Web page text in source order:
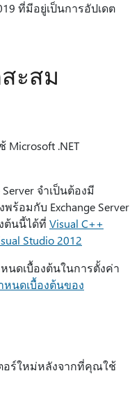
ที่มีอยู่เป็นการอัปเดต
ะสม
.NET
จําเป็นต้องมี
ร้อมกับ Exchange Server
ต้นนี้ได้ที่ Visual C++
Studio 2012
นดเบื้องต้นในการตั้งค่า
หนดเบื้องต้นของ
อร์ใหม่หลังจากที่คุณใช้